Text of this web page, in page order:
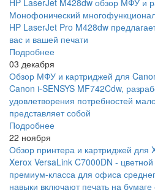
Монофонический
HP LaserJet Pro M428dw
вас и вашей печати
Подробнее
03 декабря
Обзор МФУ и картриджей для
Canon i-SENSYS MF742Cdw,
удовлетворения потребностей
представляет собой
Подробнее
22 ноября
Обзор принтера и картриджей для
Xerox VersaLink C7000DN -
премиум-класса для офиса
навыки включают печать на